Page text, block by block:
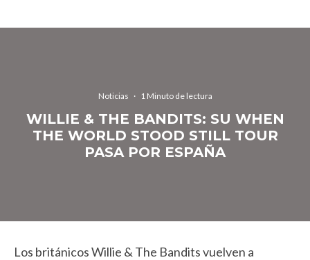
Noticias · 1 Minuto de lectura
WILLIE & THE BANDITS: SU WHEN
THE WORLD STOOD STILL TOUR
PASA POR ESPAÑA
Los británicos Willie & The Bandits vuelven a